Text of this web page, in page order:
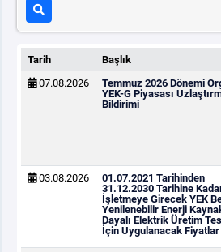
BT HİZMET YÖNETİM SİSTEMİ
Tarih Başlık
07.08.2026
Temmuz 2026 Dönemi
YEK-G Piyasası
Bildirimi
03.08.2026
01.07.2021 Tarihinden
31.12.2030 Tarihine
İşletmeye Girecek YEK
Yenilenebilir Enerji
Dayalı Elektrik Üretim
İçin Uygulanacak Fiyatlar